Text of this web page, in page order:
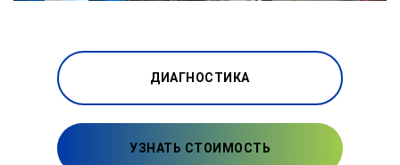
ДИАГНОСТИКА
УЗНАТЬ СТОИМОСТЬ